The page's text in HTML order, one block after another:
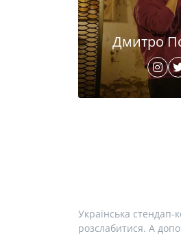
Дмитро
Українська стендап-
розслабитися. А